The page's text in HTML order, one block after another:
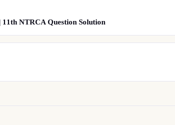
| 11th NTRCA Question Solution